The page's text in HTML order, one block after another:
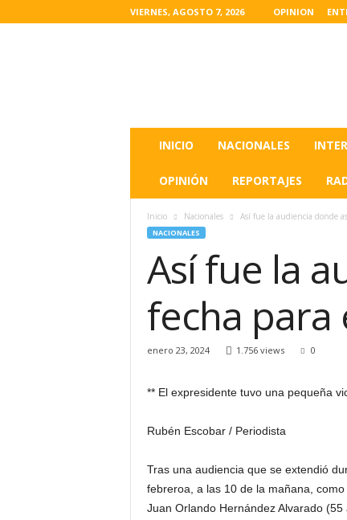
VIERNES, AGOSTO 7, 2026 OPINION
INICIO NACIONALES
OPINIÓN REPORTAJES
Inicio Nacionales Así fue la audiencia donde
NACIONALES
Así fue la
fecha para
enero 23, 2024 1.756 views 0
** El expresidente tuvo una pequeña
Rubén Escobar / Periodista
Tras una audiencia que se extendió
febreroa, a las 10 de la mañana,
Juan Orlando Hernández Alvarado